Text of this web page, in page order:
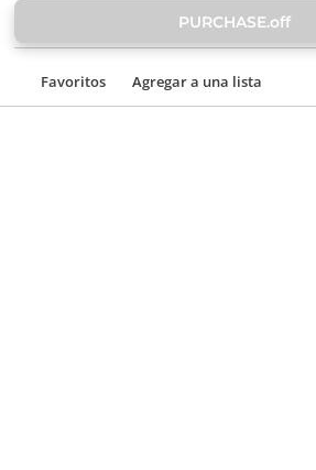
PURCHASE.off
Favoritos Agregar a una lista